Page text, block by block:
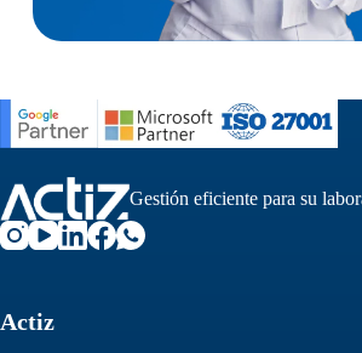
Gestión eficiente para su
Actiz